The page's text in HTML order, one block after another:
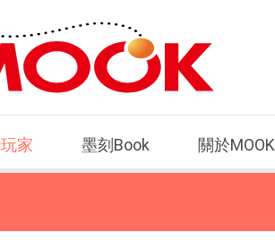
家 墨刻Book 關於MOOK